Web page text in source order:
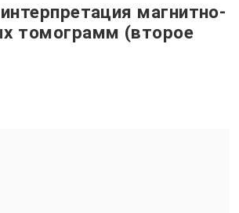
магнитно-
томограмм (второе